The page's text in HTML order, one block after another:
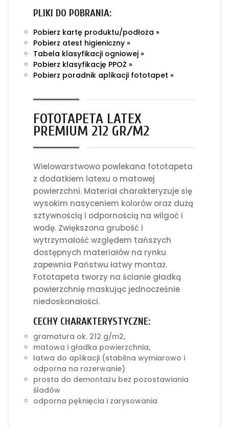
PLIKI DO POBRANIA:
Pobierz kartę produktu/podłoża »
Pobierz atest higieniczny »
Tabela klasyfikacji ogniowej »
Pobierz klasyfikację PPOŻ »
Pobierz poradnik aplikacji fototapet »
FOTOTAPETA LATEX
PREMIUM 212 GR/M2
Wielowarstwowo powlekana fototapeta
z dodatkiem latexu o matowej
powierzchni. Materiał charakteryzuje się
wysokim nasyceniem kolorów oraz dużą
sztywnością i odpornością na wilgoć i
wodę. Zwiększona grubość i
wytrzymałość względem tańszych
dostępnych materiałów na rynku
zapewnia Państwu łatwy montaż.
Fototapeta tworzy na ścianie gładką
powierzchnię maskując jednocześnie
niedoskonałości.
CECHY CHARAKTERYSTYCZNE:
gramatura ok. 212 g/m2,
matowa i gładka powierzchnia,
łatwa do aplikacji (stabilna wymiarowo i
odporna na rozerwanie)
prosta do demontażu bez pozostawiania
śladów
odporna pęknięcia i zarysowania